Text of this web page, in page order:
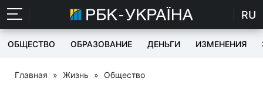
RU
ОБЩЕСТВО ОБРАЗОВАНИЕ ДЕНЬГИ ИЗМЕНЕНИЯ
Главная » Жизнь » Общество